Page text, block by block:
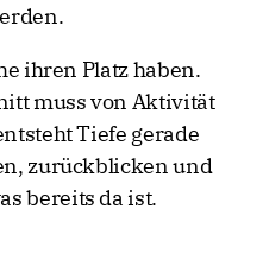
ihren Platz haben.
muss von Aktivität
Tiefe gerade
zurückblicken und
bereits da ist.